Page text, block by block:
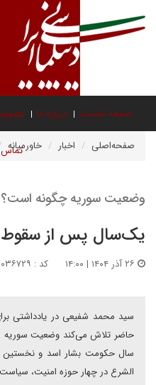
صفحه نخست درباره ما
تماس صفحه‌اصلی اخبار خاورمیانه
وضعیت سوریه چگونه است؟
یک‌سال پس از سقوط
کد : ۲۰۳۶۷۲۹
سید محمد شفیعی در یادداشتی
حاضر تلاش می‌کند وضعیت سوریه
سال حکومت بشار اسد و نخستین
الشرع در چهار حوزه امنیت،